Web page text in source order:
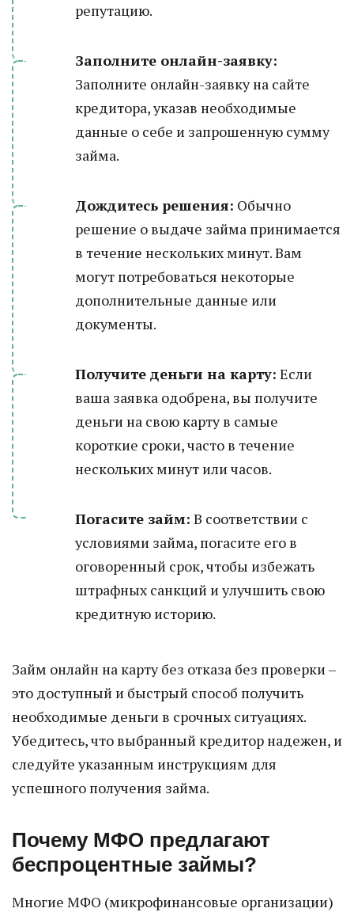
репутацию.
Заполните онлайн-заявку:
Заполните онлайн-заявку на сайте
кредитора, указав необходимые
данные о себе и запрошенную сумму
займа.
Дождитесь решения: Обычно
решение о выдаче займа принимается
в течение нескольких минут. Вам
могут потребоваться некоторые
дополнительные данные или
документы.
Получите деньги на карту: Если
ваша заявка одобрена, вы получите
деньги на свою карту в самые
короткие сроки, часто в течение
нескольких минут или часов.
Погасите займ: В соответствии с
условиями займа, погасите его в
оговоренный срок, чтобы избежать
штрафных санкций и улучшить свою
кредитную историю.
Займ онлайн на карту без отказа без проверки –
это доступный и быстрый способ получить
необходимые деньги в срочных ситуациях.
Убедитесь, что выбранный кредитор надежен, и
следуйте указанным инструкциям для
успешного получения займа.
Почему МФО предлагают
беспроцентные займы?
Многие МФО (микрофинансовые организации)